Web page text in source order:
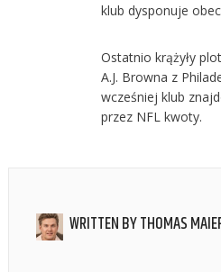
klub dysponuje
Ostatnio krążyły
A.J. Browna z
wcześniej klub
przez NFL kwoty.
WRITTEN BYTHOMAS